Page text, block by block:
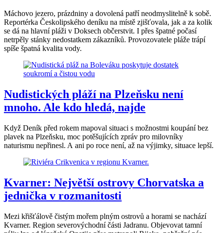
Máchovo jezero, prázdniny a dovolená patří neodmyslitelně k sobě.
Reportérka Českolipského deníku na místě zjišťovala, jak a za kolik
se dá na hlavní pláži v Doksech občerstvit. I přes špatné počasí
netrpěly stánky nedostatkem zákazníků. Provozovatele pláže trápí
spíše špatná kvalita vody.
Nudistických pláží na Plzeňsku není
mnoho. Ale kdo hledá, najde
Když Deník před rokem mapoval situaci s možnostmi koupání bez
plavek na Plzeňsku, moc potěšujících zpráv pro milovníky
naturismu nepřinesl. A ani po roce není, až na výjimky, situace lepší.
Kvarner: Největší ostrovy Chorvatska a
jednička v rozmanitosti
Mezi křišťálově čistým mořem plným ostrovů a horami se nachází
Kvarner. Region severovýchodní části Jadranu. Objevovat tamní